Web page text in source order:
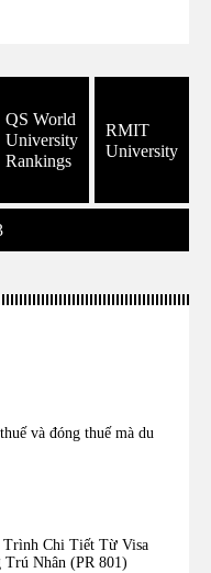
QS World
University
Rankings
RMIT
University
và đóng thuế mà du
Trình Chi Tiết Từ Visa
Nhân (PR 801)